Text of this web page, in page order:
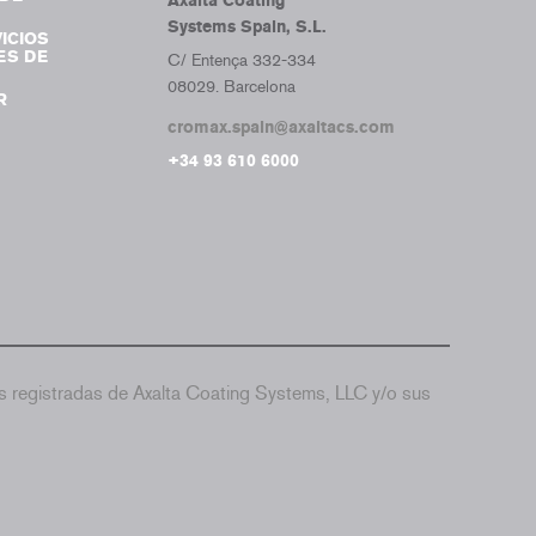
DE
Systems Spain, S.L.
C/ Entença 332-334
08029. Barcelona
cromax.spain@axaltacs.com
+34 93 610 6000
de Axalta Coating Systems, LLC y/o sus